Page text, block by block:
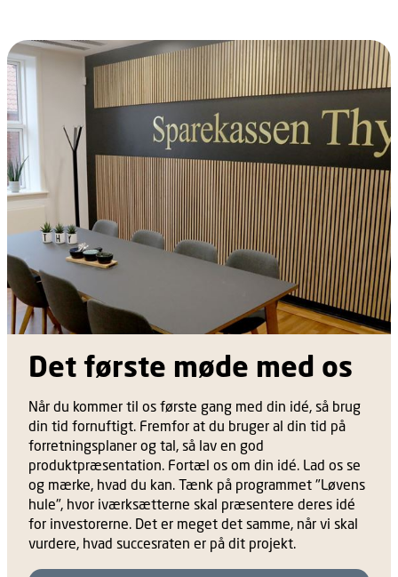
Det første møde med os
Når du kommer til os første gang med din idé, så brug
din tid fornuftigt. Fremfor at du bruger al din tid på
forretningsplaner og tal, så lav en god
produktpræsentation. Fortæl os om din idé. Lad os se
og mærke, hvad du kan. Tænk på programmet "Løvens
hule", hvor iværksætterne skal præsentere deres idé
for investorerne. Det er meget det samme, når vi skal
vurdere, hvad succesraten er på dit projekt.